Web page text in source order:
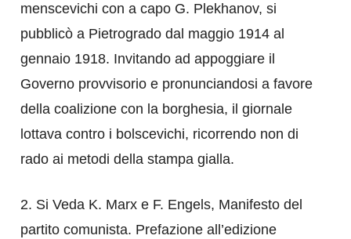
menscevichi con a capo G. Plekhanov, si
pubblicò a Pietrogrado dal maggio 1914 al
gennaio 1918. Invitando ad appoggiare il
Governo provvisorio e pronunciandosi a favore
della coalizione con la borghesia, il giornale
lottava contro i bolscevichi, ricorrendo non di
rado ai metodi della stampa gialla.
2. Si Veda K. Marx e F. Engels, Manifesto del
partito comunista. Prefazione all’edizione